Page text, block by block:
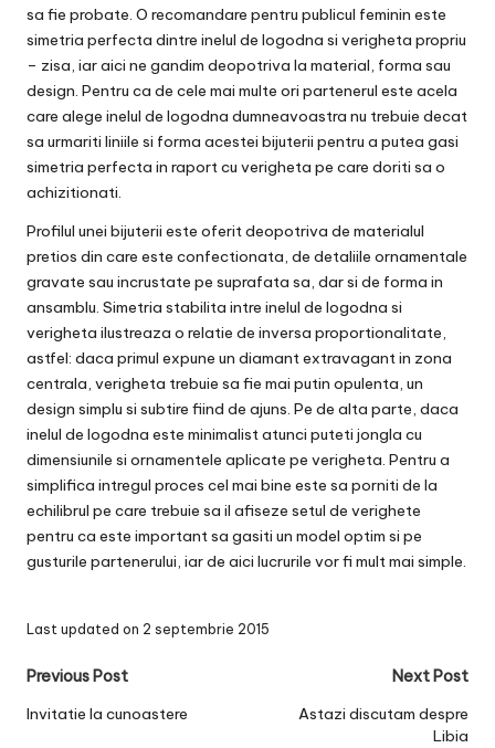
sa fie probate. O recomandare pentru publicul feminin este
simetria perfecta dintre inelul de logodna si verigheta propriu
– zisa, iar aici ne gandim deopotriva la material, forma sau
design. Pentru ca de cele mai multe ori partenerul este acela
care alege inelul de logodna dumneavoastra nu trebuie decat
sa urmariti liniile si forma acestei bijuterii pentru a putea gasi
simetria perfecta in raport cu verigheta pe care doriti sa o
achizitionati.
Profilul unei bijuterii este oferit deopotriva de materialul
pretios din care este confectionata, de detaliile ornamentale
gravate sau incrustate pe suprafata sa, dar si de forma in
ansamblu. Simetria stabilita intre inelul de logodna si
verigheta ilustreaza o relatie de inversa proportionalitate,
astfel: daca primul expune un diamant extravagant in zona
centrala, verigheta trebuie sa fie mai putin opulenta, un
design simplu si subtire fiind de ajuns. Pe de alta parte, daca
inelul de logodna este minimalist atunci puteti jongla cu
dimensiunile si ornamentele aplicate pe verigheta. Pentru a
simplifica intregul proces cel mai bine este sa porniti de la
echilibrul pe care trebuie sa il afiseze setul de verighete
pentru ca este important sa gasiti un model optim si pe
gusturile partenerului, iar de aici lucrurile vor fi mult mai simple.
Last updated on 2 septembrie 2015
Post
navigation
Previous Post
Invitatie la cunoastere
Next Post
Astazi discutam despre
Libia